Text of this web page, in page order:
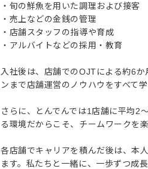
・旬の鮮魚を用いた調理および接客
・売上などの金銭の管理
・店舗スタッフの指導や育成
・アルバイトなどの採用・教育
入社後は、店舗でのOJTによる約6
ンまで店舗運営のノウハウをすべて
さらに、とんでんでは1店舗に平均2
る環境だからこそ、チームワークを
各店舗でキャリアを積んだ後は、本
ます。私たちと一緒に、一歩ずつ成